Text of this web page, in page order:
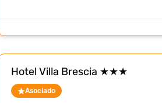
Hotel Villa Brescia ★★★
Asociado